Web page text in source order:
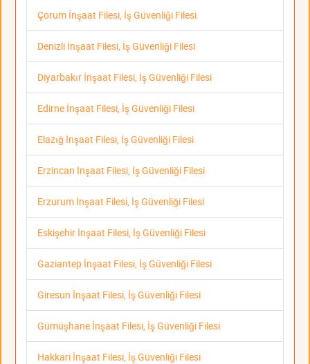
Çorum İnşaat Filesi, İş Güvenliği Filesi
Denizli İnşaat Filesi, İş Güvenliği Filesi
Diyarbakır İnşaat Filesi, İş Güvenliği Filesi
Edirne İnşaat Filesi, İş Güvenliği Filesi
Elazığ İnşaat Filesi, İş Güvenliği Filesi
Erzincan İnşaat Filesi, İş Güvenliği Filesi
Erzurum İnşaat Filesi, İş Güvenliği Filesi
Eskişehir İnşaat Filesi, İş Güvenliği Filesi
Gaziantep İnşaat Filesi, İş Güvenliği Filesi
Giresun İnşaat Filesi, İş Güvenliği Filesi
Gümüşhane İnşaat Filesi, İş Güvenliği Filesi
Hakkari İnşaat Filesi, İş Güvenliği Filesi